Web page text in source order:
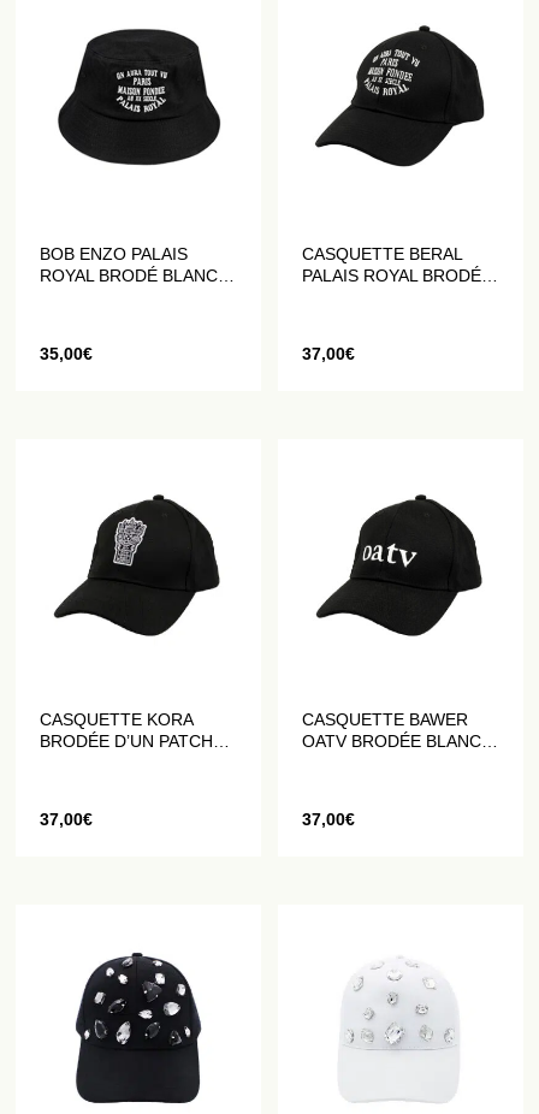
BOB ENZO PALAIS
ROYAL BRODÉ BLANC
35,00€
CASQUETTE BERAL
PALAIS ROYAL BRODÉE
37,00€
CASQUETTE KORA
BRODÉE D’UN PATCH
37,00€
CASQUETTE BAWER
OATV BRODÉE BLANC
37,00€